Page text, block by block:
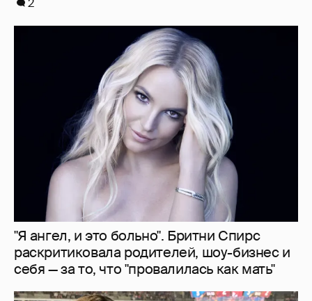
"Я ангел, и это больно". Бритни Спирс
раскритиковала родителей, шоу-бизнес и
себя — за то, что "провалилась как мать"